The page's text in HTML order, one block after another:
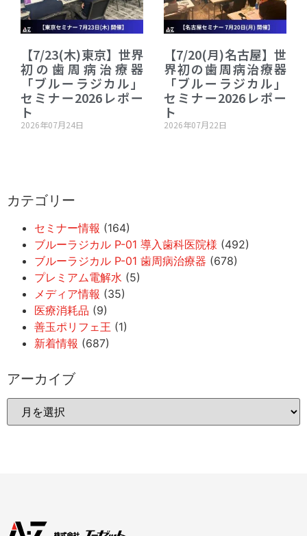
【7/23(木)東京】世界
初の歯周病治療器
「ブルーラジカル」
セミナー2026レポー
ト
2026年07月24日
【7/20(月)名古屋】世
界初の歯周病治療器
「ブルーラジカル」
セミナー2026レポー
ト
2026年07月22日
カテゴリー
セミナー情報 (164)
ブルーラジカル P-01 導入歯科医院様 (492)
ブルーラジカル P-01 歯周病治療器 (678)
プレミアム電解水 (5)
メディア情報 (35)
医療消耗品 (9)
善玉ポリフェ王 (1)
新着情報 (687)
アーカイブ